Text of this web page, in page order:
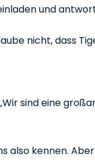
und
nicht, dass
sind eine
also kennen.